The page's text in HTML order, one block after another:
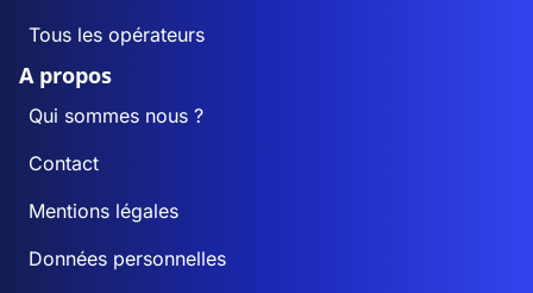
Tous les opérateurs
A propos
Qui sommes nous ?
Contact
Mentions légales
Données personnelles